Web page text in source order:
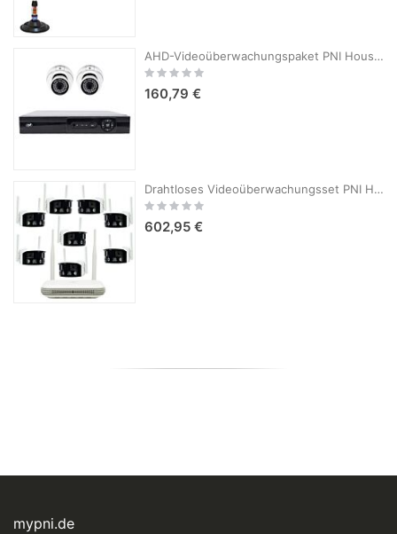
AHD-Videoüberwachungspaket PNI House AHD880, 8 Kanäle, 5 MP – DVR/NVR und 2 Außenkameras AHD25, 5 MP, Kuppel, IP66
Rating:
160,79 €
Drahtloses Videoüberwachungsset PNI House WiFi800 NVR und 8 Kameras PNI IP590 2 x 2 MP
Rating:
602,95 €
mypni.de